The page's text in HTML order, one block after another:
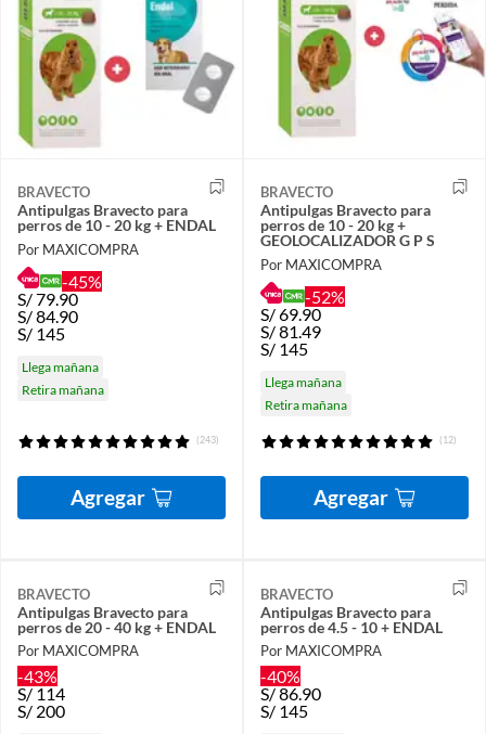
BRAVECTO
Antipulgas Bravecto para
perros de 10 - 20 kg + ENDAL
Por MAXICOMPRA
-45%
S/79.90
S/84.90
S/ 145
Llega mañana
Retira mañana
(243)
Agregar
BRAVECTO
Antipulgas Bravecto para
perros de 10 - 20 kg +
GEOLOCALIZADOR G P S
Por MAXICOMPRA
-52%
S/69.90
S/81.49
S/ 145
Llega mañana
Retira mañana
(12)
Agregar
BRAVECTO
Antipulgas Bravecto para
perros de 20 - 40 kg + ENDAL
Por MAXICOMPRA
-43%
S/114
S/ 200
BRAVECTO
Antipulgas Bravecto para
perros de 4.5 - 10 + ENDAL
Por MAXICOMPRA
-40%
S/86.90
S/ 145